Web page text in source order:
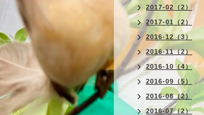
2017-02（2）
2017-01（2）
2016-12（3）
2016-11（2）
2016-10（4）
2016-09（5）
2016-08（2）
2016-07（2）